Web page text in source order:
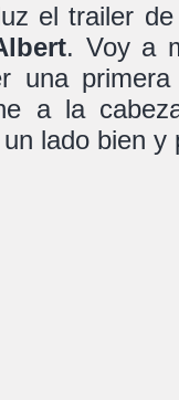
el trailer
. Voy a
una
a la
lado bien y